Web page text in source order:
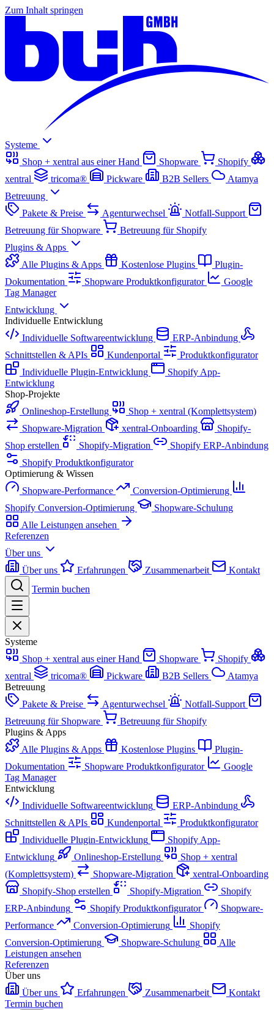
Zum Inhalt springen
Systeme
Shop + xentral aus einer Hand
Shopware
Shopify
xentral
tricoma® Pickware B2B Sellers
Atamya
Betreuung
Pakete & Preise
Agenturwechsel
Notfall-Support
Betreuung für Shopware
Betreuung für Shopify
Plugins & Apps
Alle Plugins & Apps
Kostenlose Plugins
Plugin-
Dokumentation
Shopware Produktkonfigurator
Google
Tag Manager
Entwicklung
Individuelle Entwicklung
Individuelle Softwareentwicklung
ERP-Anbindung
Schnittstellen & APIs
Kundenportal
Produktkonfigurator
Individuelle Plugin-Entwicklung
Shopify App-
Entwicklung
Shop-Projekte
Onlineshop-Erstellung
Shop + xentral (Komplettsystem)
Shopware-Migration
xentral-Onboarding
Shopify-
Shop erstellen
Shopify-Migration
Shopify ERP-Anbindung
Shopify Produktkonfigurator
Optimierung & Wissen
Shopware-Performance
Conversion-Optimierung
Shopify Conversion-Optimierung
Shopware-Schulung
Alle Leistungen ansehen
Referenzen
Über uns
Über uns
Erfahrungen Zusammenarbeit
Kontakt
Termin buchen
Systeme
Shop + xentral aus einer Hand
Shopware
Shopify
xentral
tricoma® Pickware B2B Sellers
Atamya
Betreuung
Pakete & Preise
Agenturwechsel
Notfall-Support
Betreuung für Shopware
Betreuung für Shopify
Plugins & Apps
Alle Plugins & Apps
Kostenlose Plugins
Plugin-
Dokumentation
Shopware Produktkonfigurator
Google
Tag Manager
Entwicklung
Individuelle Softwareentwicklung
ERP-Anbindung
Schnittstellen & APIs
Kundenportal
Produktkonfigurator
Individuelle Plugin-Entwicklung
Shopify App-
Entwicklung
Onlineshop-Erstellung
Shop + xentral
(Komplettsystem)
Shopware-Migration
xentral-Onboarding
Shopify-Shop erstellen
Shopify-Migration
Shopify
ERP-Anbindung
Shopify Produktkonfigurator
Shopware-
Performance
Conversion-Optimierung
Shopify
Conversion-Optimierung
Shopware-Schulung
Alle
Leistungen ansehen
Referenzen
Über uns
Über uns
Erfahrungen Zusammenarbeit
Kontakt
Termin buchen